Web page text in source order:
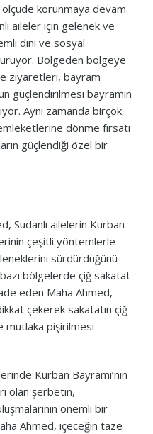
korunmaya devam
aileler için gelenek ve
dini ve sosyal
Bölgeden bölgeye
ziyaretleri, bayram
güçlendirilmesi bayramın
Aynı zamanda birçok
dönme fırsatı
güçlendiği özel bir
Sudanlı ailelerin Kurban
çeşitli yöntemlerle
sürdürdüğünü
bölgelerde çiğ sakatat
eden Maha Ahmed,
çekerek sakatatın çiğ
pişirilmesi
Kurban Bayramı’nın
olan şerbetin,
önemli bir
Ahmed, içeceğin taze